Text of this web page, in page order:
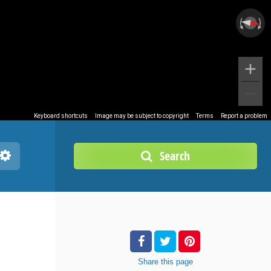
Keyboard shortcuts Image may be subject to copyright Terms Report a problem
Search
Share this page